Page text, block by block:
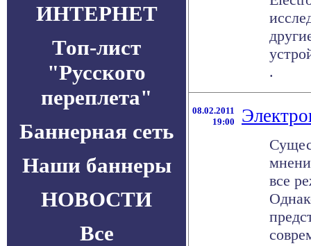
ИНТЕРНЕТ
Топ-лист
"Русского
переплета"
Баннерная сеть
Наши баннеры
НОВОСТИ
Все
.
08.02.2011
19:00
все